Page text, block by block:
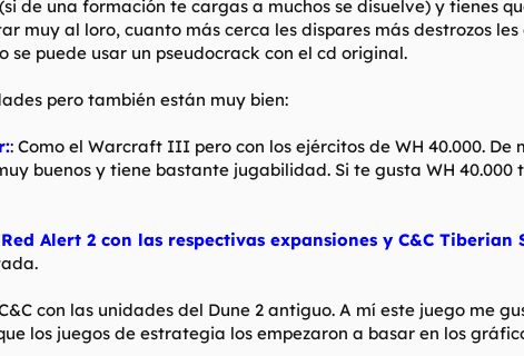
de una formación te cargas a muchos se disuelve) y tienes
muy al loro, cuanto más cerca les dispares más destrozos
se puede usar un pseudocrack con el cd original.
pero también están muy bien:
: Como el Warcraft III pero con los ejércitos de WH 40.000. De
buenos y tiene bastante jugabilidad. Si te gusta WH
Alert 2 con las respectivas expansiones y C&C Tiberian
con las unidades del Dune 2 antiguo. A mí este juego me
los juegos de estrategia los empezaron a basar en los